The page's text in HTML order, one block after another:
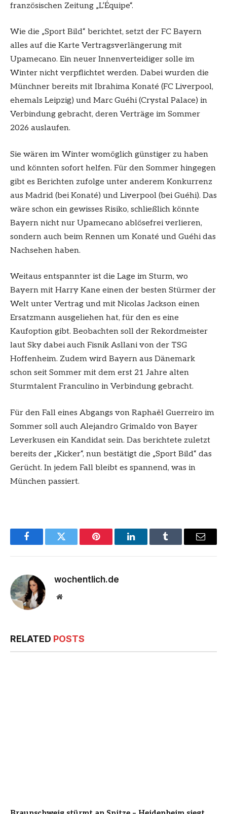
französischen Zeitung „L’Équipe“.
Wie die „Sport Bild“ berichtet, setzt der FC Bayern
alles auf die Karte Vertragsverlängerung mit
Upamecano. Ein neuer Innenverteidiger solle im
Winter nicht verpflichtet werden. Dabei wurden die
Münchner bereits mit Ibrahima Konaté (FC Liverpool,
ehemals Leipzig) und Marc Guéhi (Crystal Palace) in
Verbindung gebracht, deren Verträge im Sommer
2026 auslaufen.
Sie wären im Winter womöglich günstiger zu haben
und könnten sofort helfen. Für den Sommer hingegen
gibt es Berichten zufolge unter anderem Konkurrenz
aus Madrid (bei Konaté) und Liverpool (bei Guéhi). Das
wäre schon ein gewisses Risiko, schließlich könnte
Bayern nicht nur Upamecano ablösefrei verlieren,
sondern auch beim Rennen um Konaté und Guéhi das
Nachsehen haben.
Weitaus entspannter ist die Lage im Sturm, wo
Bayern mit Harry Kane einen der besten Stürmer der
Welt unter Vertrag und mit Nicolas Jackson einen
Ersatzmann ausgeliehen hat, für den es eine
Kaufoption gibt. Beobachten soll der Rekordmeister
laut Sky dabei auch Fisnik Asllani von der TSG
Hoffenheim. Zudem wird Bayern aus Dänemark
schon seit Sommer mit dem erst 21 Jahre alten
Sturmtalent Franculino in Verbindung gebracht.
Für den Fall eines Abgangs von Raphaël Guerreiro im
Sommer soll auch Alejandro Grimaldo von Bayer
Leverkusen ein Kandidat sein. Das berichtete zuletzt
bereits der „Kicker“, nun bestätigt die „Sport Bild“ das
Gerücht. In jedem Fall bleibt es spannend, was in
München passiert.
FacebookTwitter Pinterest LinkedInTumblr Email
wochentlich.de
Website
RELATED POSTS